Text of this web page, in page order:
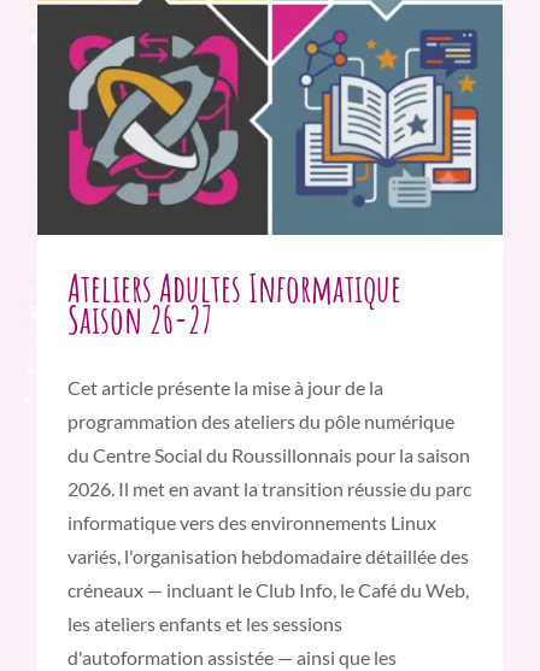
Ateliers Adultes Informatique
Saison 26-27
Cet article présente la mise à jour de la
programmation des ateliers du pôle numérique
du Centre Social du Roussillonnais pour la saison
2026. Il met en avant la transition réussie du parc
informatique vers des environnements Linux
variés, l'organisation hebdomadaire détaillée des
créneaux — incluant le Club Info, le Café du Web,
les ateliers enfants et les sessions
d'autoformation assistée — ainsi que les